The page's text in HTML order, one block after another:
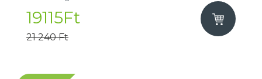
19115Ft
21 240 Ft